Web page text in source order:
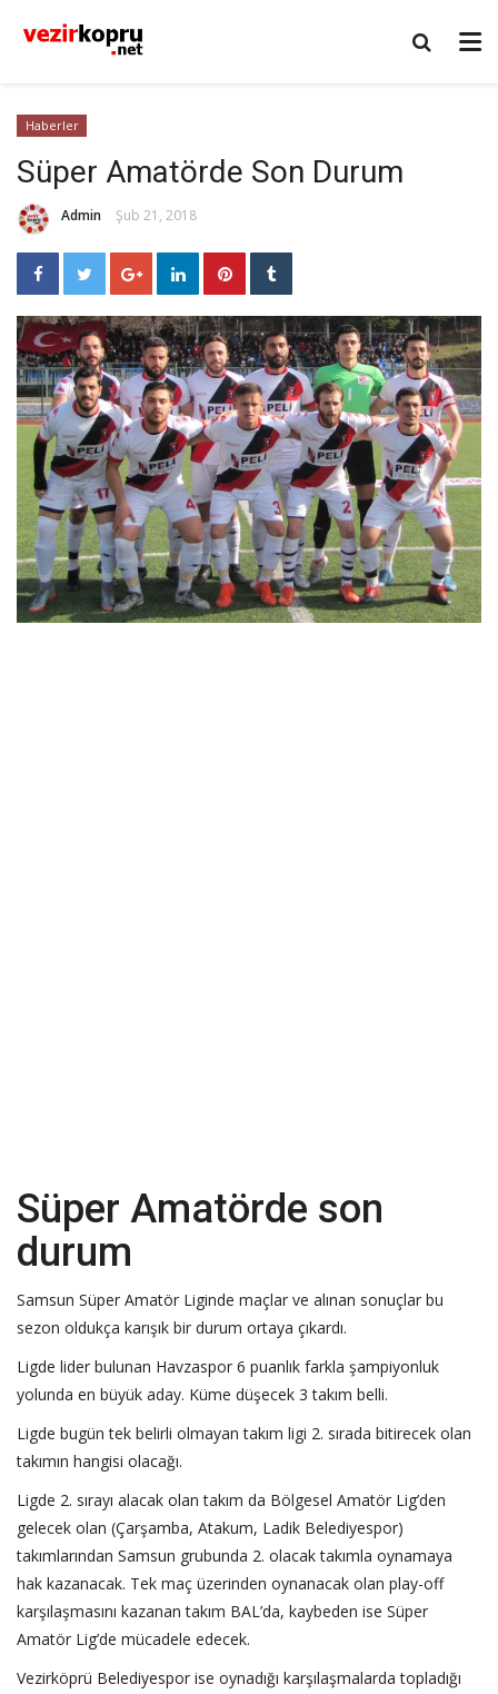
Haberler
Süper Amatörde Son Durum
Admin Şub 21, 2018
Süper Amatörde son
durum
Samsun Süper Amatör Liginde maçlar ve alınan sonuçlar bu
sezon oldukça karışık bir durum ortaya çıkardı.
Ligde lider bulunan Havzaspor 6 puanlık farkla şampiyonluk
yolunda en büyük aday. Küme düşecek 3 takım belli.
Ligde bugün tek belirli olmayan takım ligi 2. sırada bitirecek olan
takımın hangisi olacağı.
Ligde 2. sırayı alacak olan takım da Bölgesel Amatör Lig’den
gelecek olan (Çarşamba, Atakum, Ladik Belediyespor)
takımlarından Samsun grubunda 2. olacak takımla oynamaya
hak kazanacak. Tek maç üzerinden oynanacak olan play-off
karşılaşmasını kazanan takım BAL’da, kaybeden ise Süper
Amatör Lig’de mücadele edecek.
Vezirköprü Belediyespor ise oynadığı karşılaşmalarda topladığı